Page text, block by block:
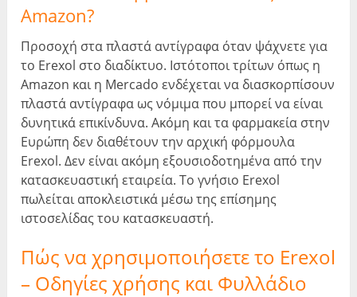
Amazon?
Προσοχή στα πλαστά αντίγραφα όταν ψάχνετε για
το Erexol στο διαδίκτυο. Ιστότοποι τρίτων όπως η
Amazon και η Mercado ενδέχεται να διασκορπίσουν
πλαστά αντίγραφα ως νόμιμα που μπορεί να είναι
δυνητικά επικίνδυνα. Ακόμη και τα φαρμακεία στην
Ευρώπη δεν διαθέτουν την αρχική φόρμουλα
Erexol. Δεν είναι ακόμη εξουσιοδοτημένα από την
κατασκευαστική εταιρεία. Το γνήσιο Erexol
πωλείται αποκλειστικά μέσω της επίσημης
ιστοσελίδας του κατασκευαστή.
Πώς να χρησιμοποιήσετε το Erexol
– Οδηγίες χρήσης και Φυλλάδιο